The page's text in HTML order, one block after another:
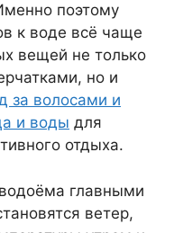
поэтому
к воде всё чаще
вещей не только
но и
за волосами и
и воды для
отдыха.
главными
ветер,